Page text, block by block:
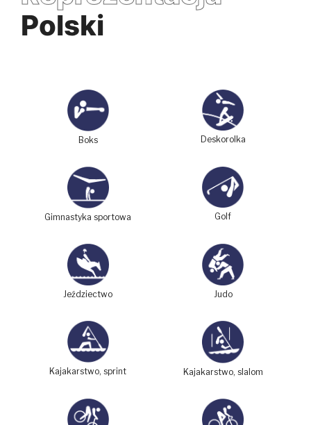
Polski
Boks Deskorolka
Gimnastyka sportowa Golf
Jeździectwo Judo
Kajakarstwo, sprint Kajakarstwo, slalom